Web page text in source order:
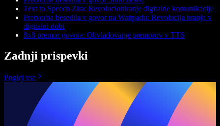
Text to Speech Zira: Revolucioniranje digitalne komunikacije
Pretvorba besedila v govor na Wattpadu: Revolucija branja v
digitalni dobi
8x8 premor govora: Obvladovanje premorov v TTS
Zadnji prispevki
Poglej vse